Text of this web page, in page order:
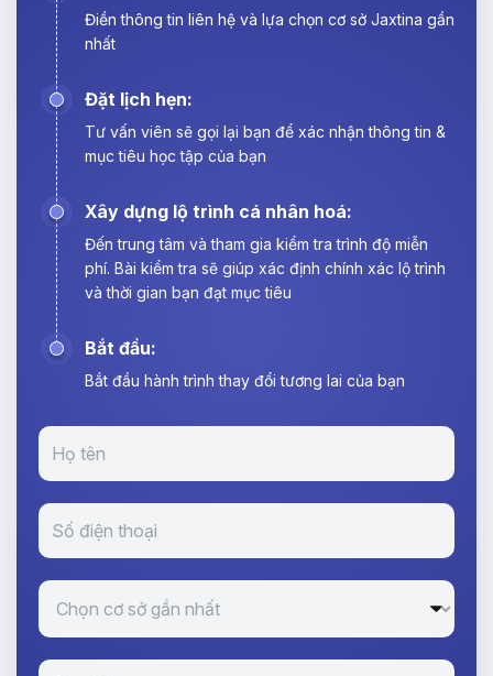
Điền thông tin liên hệ và lựa chọn cơ sở Jaxtina gần
nhất
Đặt lịch hẹn:
Tư vấn viên sẽ gọi lại bạn để xác nhận thông tin &
mục tiêu học tập của bạn
Xây dựng lộ trình cá nhân hoá:
Đến trung tâm và tham gia kiểm tra trình độ miễn
phí. Bài kiểm tra sẽ giúp xác định chính xác lộ trình
và thời gian bạn đạt mục tiêu
Bắt đầu:
Bắt đầu hành trình thay đổi tương lai của bạn